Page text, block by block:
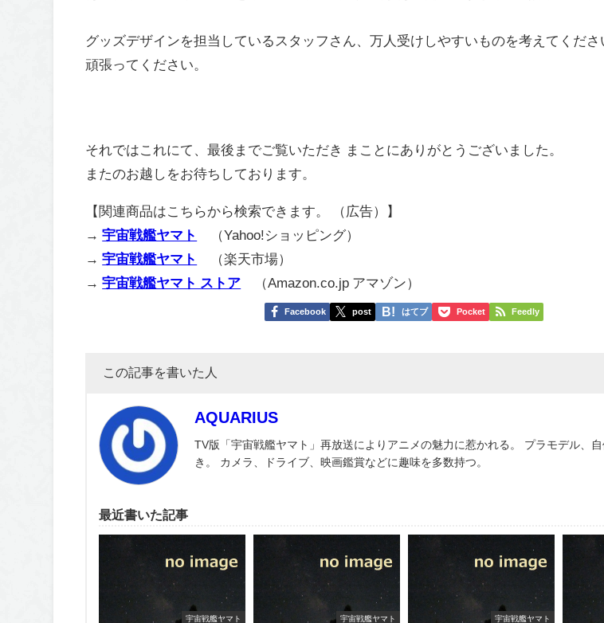
グッズデザインを担当しているスタッフさん、万人受けしやすいものを考えてくださ
頑張ってください。
それではこれにて、最後までご覧いただき まことにありがとうございました。
またのお越しをお待ちしております。
【関連商品はこちらから検索できます。 （広告）】
→宇宙戦艦ヤマト
（Yahoo!ショッピング）
→宇宙戦艦ヤマト
（楽天市場）
→宇宙戦艦ヤマト ストア （Amazon.co.jp アマゾン）
Facebook post はてブ Pocket Feedly
この記事を書いた人
AQUARIUS
TV版「宇宙戦艦ヤマト」再放送によりアニメの魅力に惹かれる。 プラモデル、
き。 カメラ、ドライブ、映画鑑賞などに趣味を多数持つ。
最近書いた記事
宇宙戦艦ヤマト 宇宙戦艦ヤマト 宇宙戦艦ヤマト